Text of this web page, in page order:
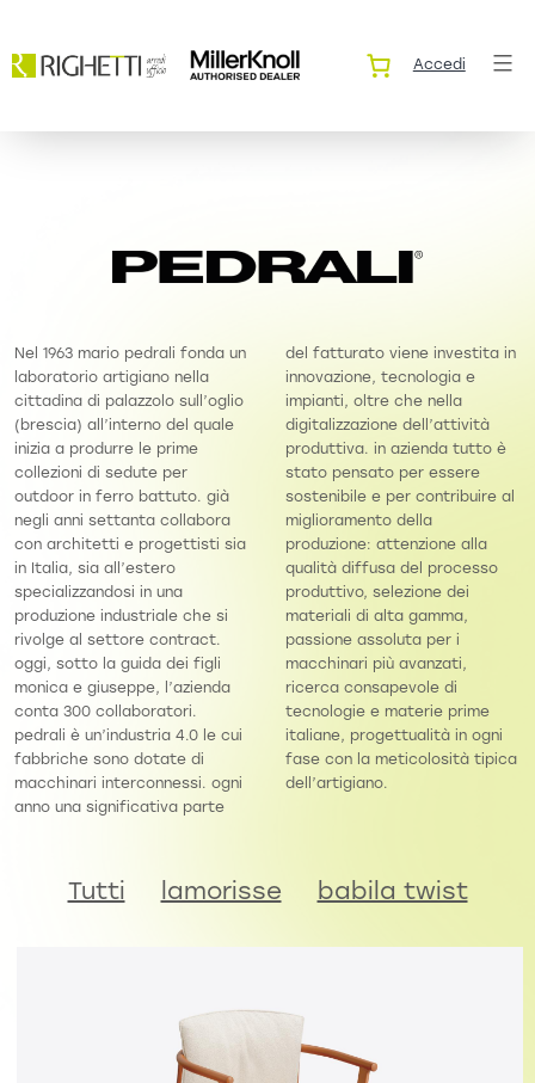
Accedi
Nel 1963 mario pedrali fonda un
laboratorio artigiano nella
cittadina di palazzolo sull’oglio
(brescia) all’interno del quale
inizia a produrre le prime
collezioni di sedute per
outdoor in ferro battuto. già
negli anni settanta collabora
con architetti e progettisti sia
in Italia, sia all’estero
specializzandosi in una
produzione industriale che si
rivolge al settore contract.
oggi, sotto la guida dei figli
monica e giuseppe, l’azienda
conta 300 collaboratori.
pedrali è un’industria 4.0 le cui
fabbriche sono dotate di
macchinari interconnessi. ogni
anno una significativa parte
del fatturato viene investita in
innovazione, tecnologia e
impianti, oltre che nella
digitalizzazione dell’attività
produttiva. in azienda tutto è
stato pensato per essere
sostenibile e per contribuire al
miglioramento della
produzione: attenzione alla
qualità diffusa del processo
produttivo, selezione dei
materiali di alta gamma,
passione assoluta per i
macchinari più avanzati,
ricerca consapevole di
tecnologie e materie prime
italiane, progettualità in ogni
fase con la meticolosità tipica
dell’artigiano.
Tutti lamorisse babila twist